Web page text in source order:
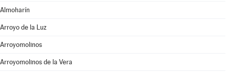
Almoharín
Arroyo de la Luz
Arroyomolinos
Arroyomolinos de la Vera